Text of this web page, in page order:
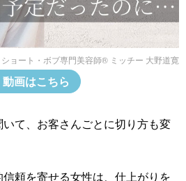
ショート・ボブ専門美容師®︎ ミッチー 大野道寛
動画はこちら
て、お客さんごとに切り方も変
頼を寄せる女性は、仕上がりを